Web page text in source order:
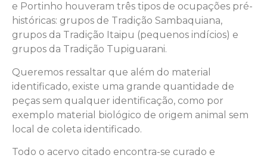
e Portinho houveram três tipos de ocupações pré-
históricas: grupos de Tradição Sambaquiana,
grupos da Tradição Itaipu (pequenos indícios) e
grupos da Tradição Tupiguarani.
Queremos ressaltar que além do material
identificado, existe uma grande quantidade de
peças sem qualquer identificação, como por
exemplo material biológico de origem animal sem
local de coleta identificado.
Todo o acervo citado encontra-se curado e